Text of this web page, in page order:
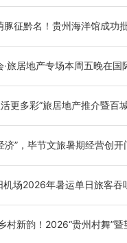
豚征黔名！贵州海洋馆成功
旅居地产专场本周五晚在国
更多彩”旅居地产推介暨百
济”，毕节文旅暑期经营创开
机场2026年暑运单日旅客吞
村新韵！2026“贵州村舞”暨